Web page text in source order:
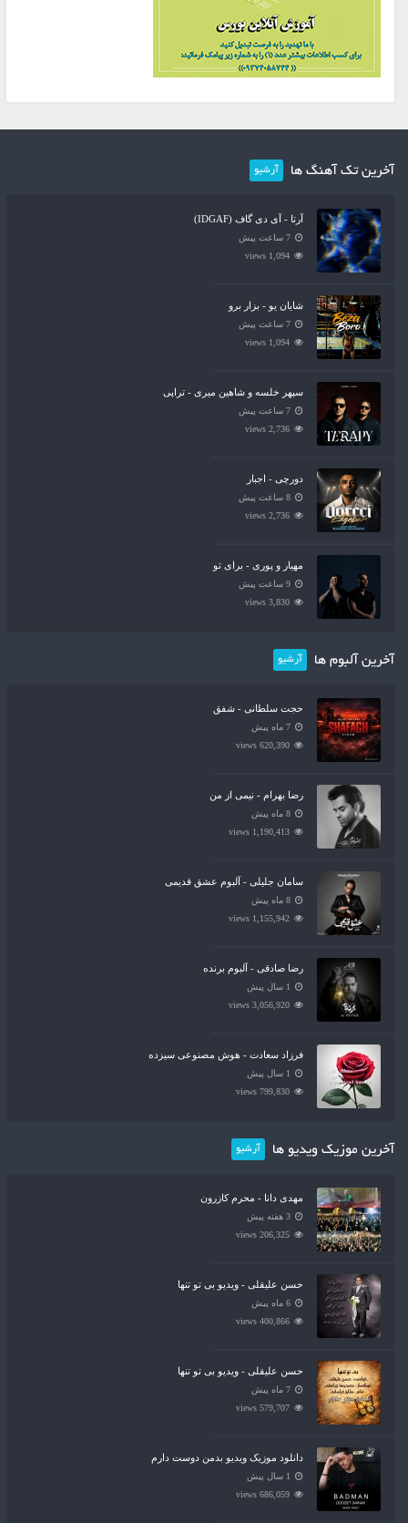
آخرین تک آهنگ ها آرشیو
آرتا - آی دی گاف (IDGAF)
7 ساعت پیش
1,094 views
شایان یو - بزار برو
7 ساعت پیش
1,094 views
سپهر خلسه و شاهین میری - تراپی
7 ساعت پیش
2,736 views
دورچی - اجبار
8 ساعت پیش
2,736 views
مهیار و پوری - برای تو
9 ساعت پیش
3,830 views
آخرین آلبوم ها آرشیو
حجت سلطانی - شفق
7 ماه پیش
620,390 views
رضا بهرام - نیمی از من
8 ماه پیش
1,190,413 views
سامان جلیلی - آلبوم عشق قدیمی
8 ماه پیش
1,155,942 views
رضا صادقی - آلبوم برنده
1 سال پیش
3,056,920 views
فرزاد سعادت - هوش مصنوعی سیزده
1 سال پیش
799,830 views
آخرین موزیک ویدیو ها آرشیو
مهدی دانا - محرم کازرون
3 هفته پیش
206,325 views
حسن علیقلی - ویدیو بی تو تنها
6 ماه پیش
400,866 views
حسن علیقلی - ویدیو بی تو تنها
7 ماه پیش
579,707 views
دانلود موزیک ویدیو بدمن دوست دارم
1 سال پیش
686,059 views